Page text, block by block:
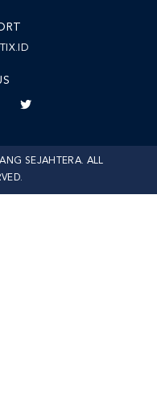
SEJAHTERA. ALL